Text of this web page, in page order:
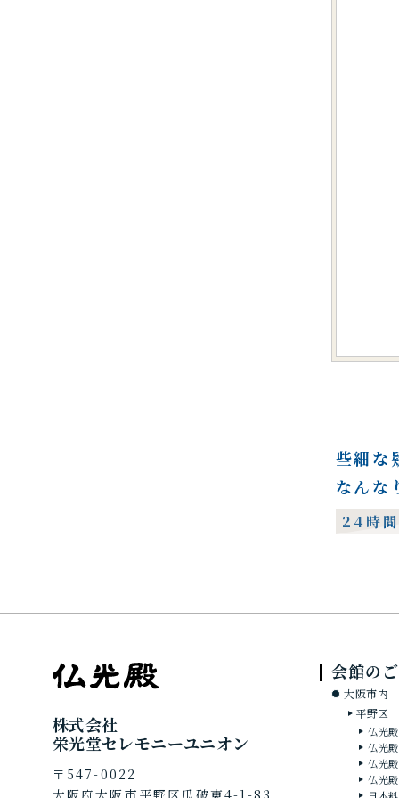
些細な
なんな
24時
株式会社
栄光堂セレモニーユニオン
〒547-0022
会館の
大阪市内
平野区
仏光
仏光
仏光
仏光